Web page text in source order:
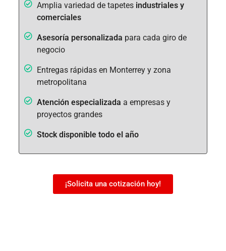
Amplia variedad de tapetes industriales y
comerciales
Asesoría personalizada para cada giro de
negocio
Entregas rápidas en Monterrey y zona
metropolitana
Atención especializada a empresas y
proyectos grandes
Stock disponible todo el año
¡Solicita una cotización hoy!